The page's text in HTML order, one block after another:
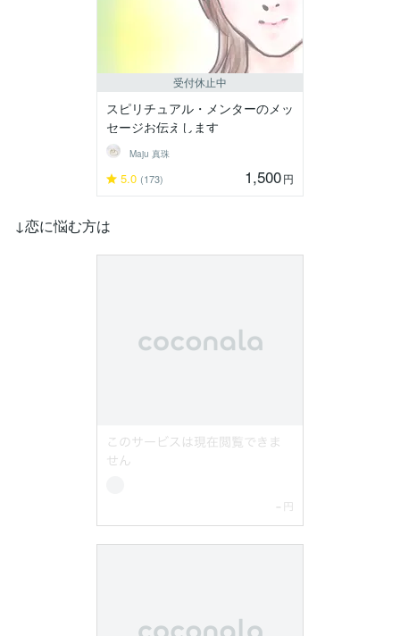
受付休止中
スピリチュアル・メンターのメッ
セージお伝えします
Maju 真珠
5.0 (173) 1,500円
↓恋に悩む方は